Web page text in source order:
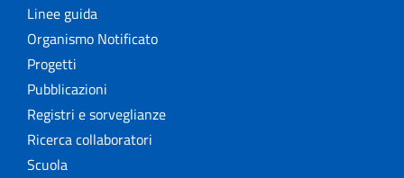
Linee guida
Organismo Notificato
Progetti
Pubblicazioni
Registri e sorveglianze
Ricerca collaboratori
Scuola